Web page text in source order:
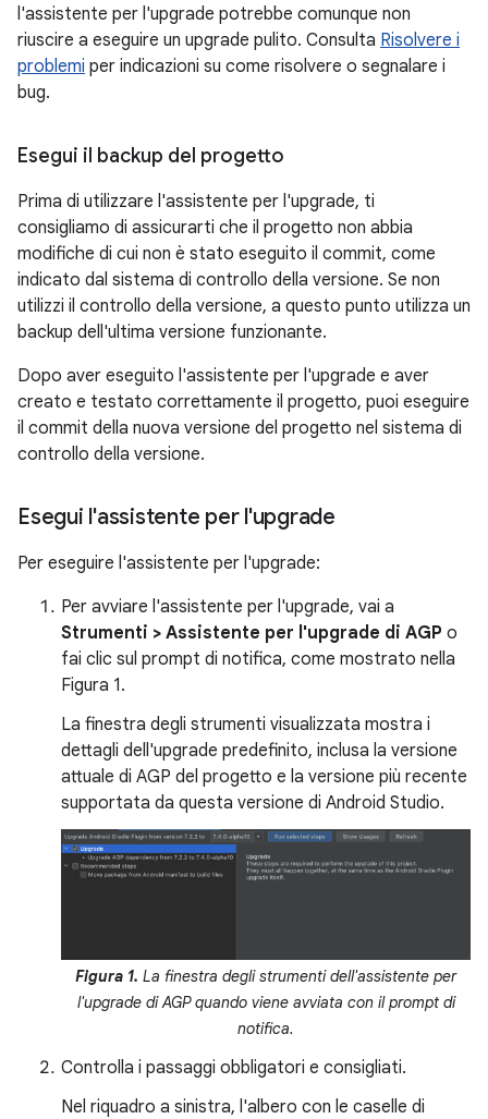
l'assistente per l'upgrade potrebbe comunque non
riuscire a eseguire un upgrade pulito. Consulta Risolvere i
problemi per indicazioni su come risolvere o segnalare i
bug.
Esegui il backup del progetto
Prima di utilizzare l'assistente per l'upgrade, ti
consigliamo di assicurarti che il progetto non abbia
modifiche di cui non è stato eseguito il commit, come
indicato dal sistema di controllo della versione. Se non
utilizzi il controllo della versione, a questo punto utilizza un
backup dell'ultima versione funzionante.
Dopo aver eseguito l'assistente per l'upgrade e aver
creato e testato correttamente il progetto, puoi eseguire
il commit della nuova versione del progetto nel sistema di
controllo della versione.
Esegui l'assistente per l'upgrade
Per eseguire l'assistente per l'upgrade:
Per avviare l'assistente per l'upgrade, vai a
Strumenti > Assistente per l'upgrade di AGP o
fai clic sul prompt di notifica, come mostrato nella
Figura 1.
La finestra degli strumenti visualizzata mostra i
dettagli dell'upgrade predefinito, inclusa la versione
attuale di AGP del progetto e la versione più recente
supportata da questa versione di Android Studio.
Figura 1. La finestra degli strumenti dell'assistente per
l'upgrade di AGP quando viene avviata con il prompt di
notifica.
Controlla i passaggi obbligatori e consigliati.
Nel riquadro a sinistra, l'albero con le caselle di